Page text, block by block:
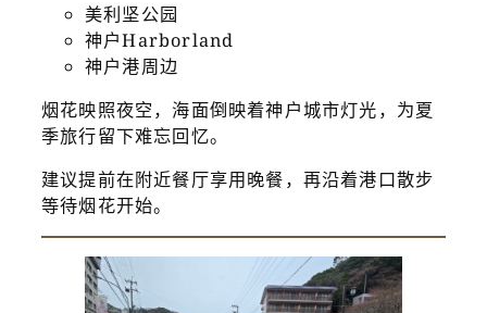
美利坚公园
神户Harborland
神户港周边
烟花映照夜空，海面倒映着神户城市灯光，为夏
季旅行留下难忘回忆。
建议提前在附近餐厅享用晚餐，再沿着港口散步
等待烟花开始。